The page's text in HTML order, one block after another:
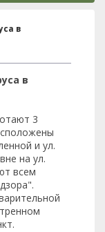
в
в
3
и ул.
на ул.
всем